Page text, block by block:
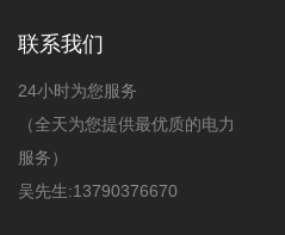
联系我们
24小时为您服务
（全天为您提供最优质的电力
服务）
吴先生:13790376670